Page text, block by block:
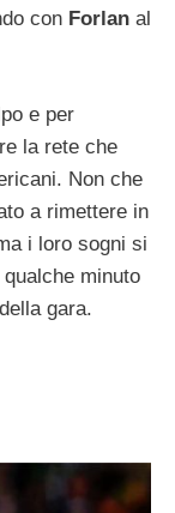
con Forlan al
e per
la rete che
Non che
a rimettere in
i loro sogni si
minuto
della gara.